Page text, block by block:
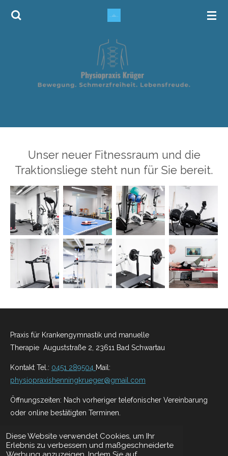
Diese Website verwendet Cookies, um Ihr
Erlebnis zu verbessern und maßgeschneiderte
Zum
Unser neuer Fitnessraum und die
Traktionsliege steht nun für Sie bereit.
Praxis für Krankengymnastik und manuelle
Therapie Auguststraße 2, 23611 Bad Schwartau
Kontakt Tel.: 0451 289504 Mail:
physiopraxishenningkrueger@gmail.com
Öffnungszeiten: Nach vorheriger telefonischer Vereinbarung
oder online bestätigten Terminen.
Impressum&
Datenschutzerklärung
© 2025 - 2026 Physiopraxis Krüger